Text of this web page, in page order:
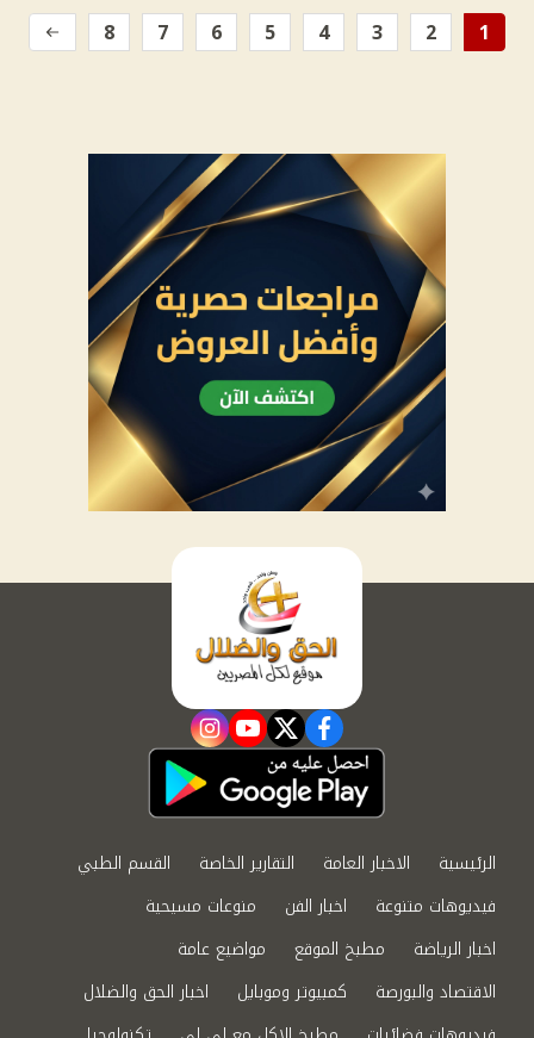
1
2
3
4
5
6
7
8
facebook
twitter
youtube
instagram
الرئيسية الاخبار العامة التقارير الخاصة
القسم الطبي
فيديوهات متنوعة
اخبار الفن
منوعات مسيحية
اخبار الرياضة
مطبخ الموقع
مواضيع عامة
الاقتصاد والبورصة
كمبيوتر وموبايل
اخبار الحق والضلال